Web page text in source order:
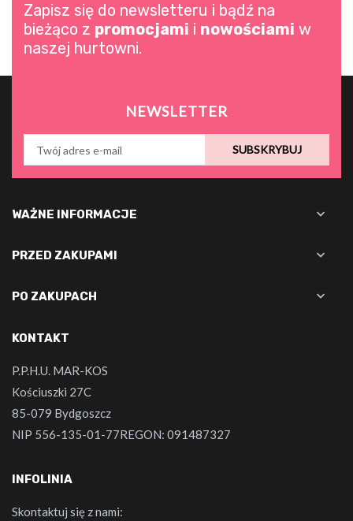
Zapisz się do newsletteru i bądź na
bieżąco z promocjami i nowościami w
naszej hurtowni.
NEWSLETTER
SUBSKRYBUJ
WAŻNE INFORMACJE 
PRZED ZAKUPAMI 
PO ZAKUPACH 
KONTAKT
P.P.H.U. MAR-KOS
Kościuszki 27C
85-079 Bydgoszcz
NIP 556-135-01-77REGON: 091487327
INFOLINIA
Skontaktuj się z nami: